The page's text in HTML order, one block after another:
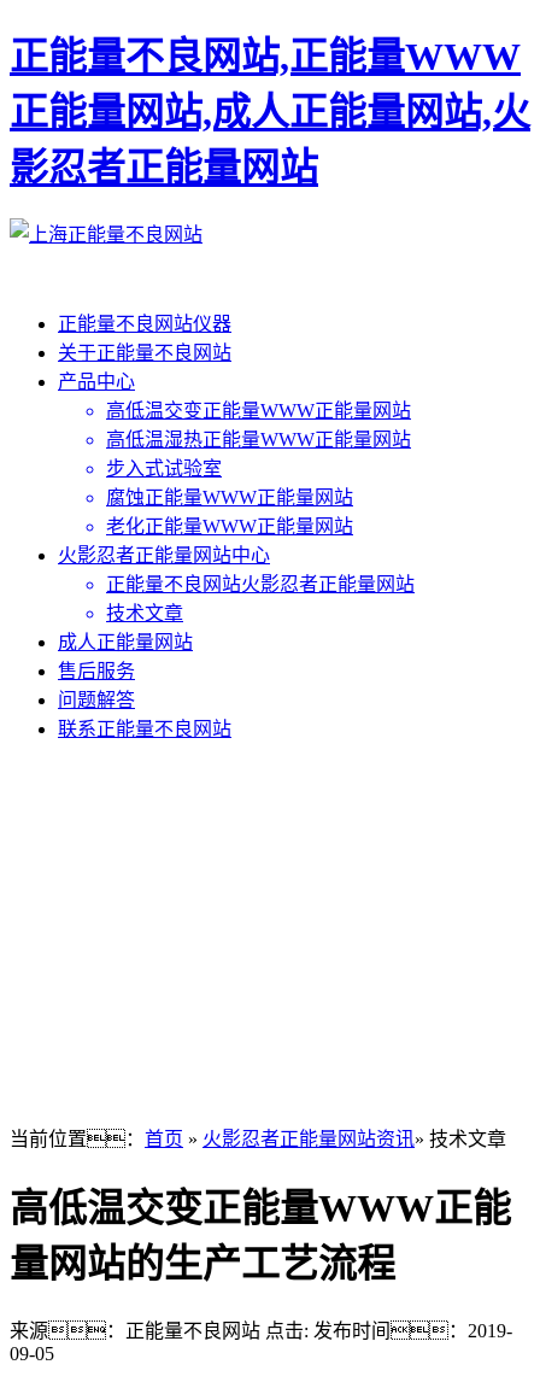
正能量不良网站,正能量WWW
正能量网站,成人正能量网站,火
影忍者正能量网站
正能量不良网站仪器
关于正能量不良网站
产品中心
高低温交变正能量WWW正能量网站
高低温湿热正能量WWW正能量网站
步入式试验室
腐蚀正能量WWW正能量网站
老化正能量WWW正能量网站
火影忍者正能量网站中心
正能量不良网站火影忍者正能量网站
技术文章
成人正能量网站
售后服务
问题解答
联系正能量不良网站
当前位置： 首页 » 火影忍者正能量网站资讯» 技术文章
高低温交变正能量WWW正能
量网站的生产工艺流程
来源：正能量不良网站 点击: 发布时间：2019-
09-05